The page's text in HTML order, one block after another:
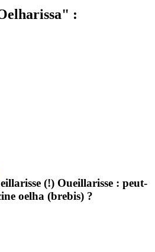
:
(!) Oueillarisse : peut-
oelha (brebis) ?